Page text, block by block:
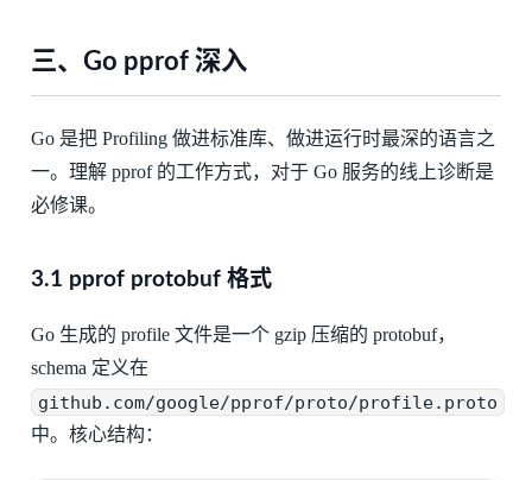
三、Go pprof 深入
Go 是把 Profiling 做进标准库、做进运行时最深的语言之
一。理解 pprof 的工作方式，对于 Go 服务的线上诊断是
必修课。
3.1 pprof protobuf 格式
Go 生成的 profile 文件是一个 gzip 压缩的 protobuf，
schema 定义在
github.com/google/pprof/proto/profile.proto
中。核心结构：